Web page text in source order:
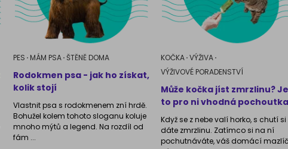
PES MÁM PSA ŠTĚNĚ DOMA
Rodokmen psa - jak ho získat,
kolik stojí
Vlastnit psa s rodokmenem zní hrdě.
Bohužel kolem tohoto sloganu koluje
mnoho mýtů a legend. Na rozdíl od
fám ...
KOČKA VÝŽIVA
VÝŽIVOVÉ PORADENSTVÍ
Může kočka jíst zmrzlinu? Je
to pro ni vhodná
Když se z nebe valí horko, s chutí si
dáte zmrzlinu. Zatímco si na ní
pochutnáváte, váš domácí